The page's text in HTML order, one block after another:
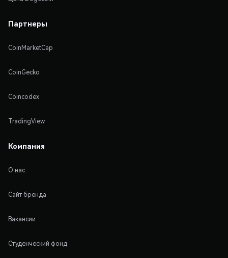
Партнеры
CoinMarketCap
CoinGecko
Coincodex
TradingView
Компания
О нас
Сайт бренда
Вакансии
Студенческий фонд